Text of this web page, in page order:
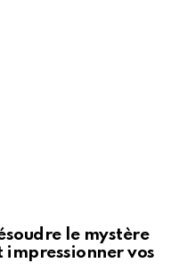
le mystère
impressionner vos